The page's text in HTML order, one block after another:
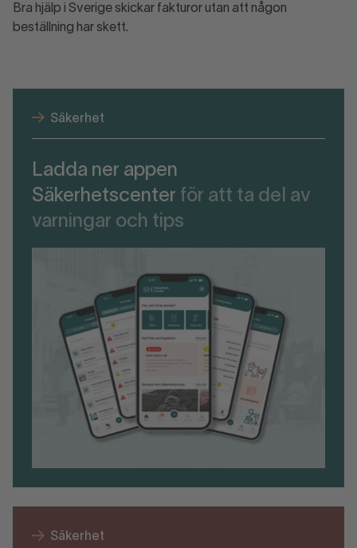
Bra hjälp i Sverige skickar fakturor utan att någon
beställning har skett.
Säkerhet
Ladda ner appen
Säkerhetscenter för att ta del av
varningar och tips
Säkerhet